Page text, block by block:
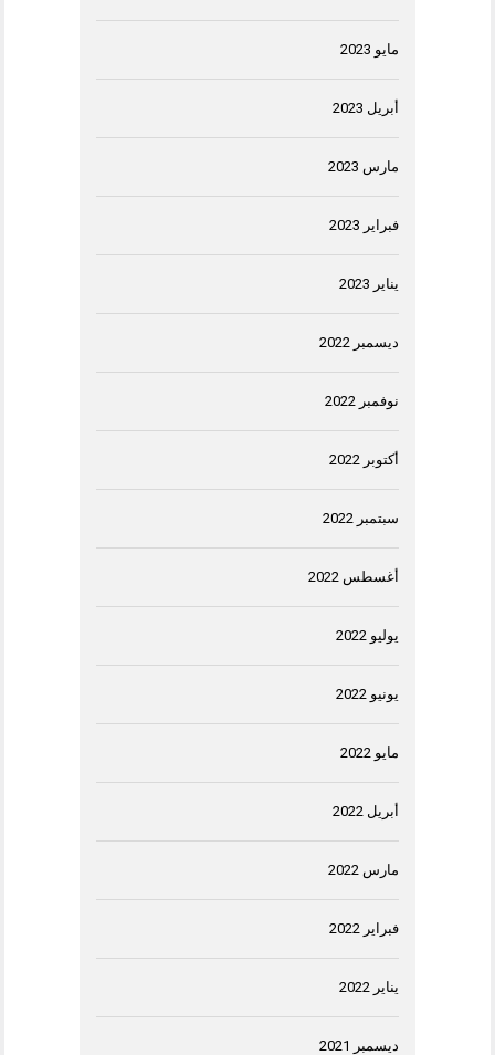
مايو 2023
أبريل 2023
مارس 2023
فبراير 2023
يناير 2023
ديسمبر 2022
نوفمبر 2022
أكتوبر 2022
سبتمبر 2022
أغسطس 2022
يوليو 2022
يونيو 2022
مايو 2022
أبريل 2022
مارس 2022
فبراير 2022
يناير 2022
ديسمبر 2021